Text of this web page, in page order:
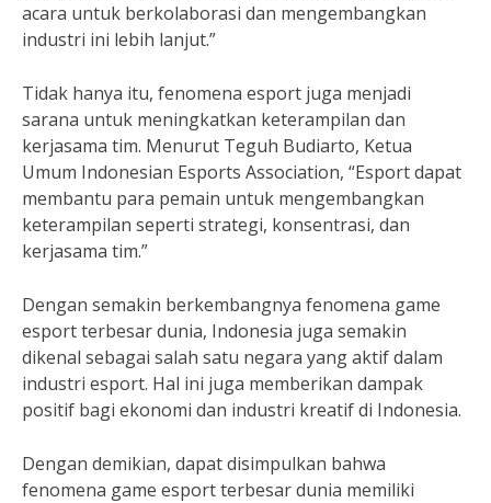
acara untuk berkolaborasi dan mengembangkan
industri ini lebih lanjut.”
Tidak hanya itu, fenomena esport juga menjadi
sarana untuk meningkatkan keterampilan dan
kerjasama tim. Menurut Teguh Budiarto, Ketua
Umum Indonesian Esports Association, “Esport dapat
membantu para pemain untuk mengembangkan
keterampilan seperti strategi, konsentrasi, dan
kerjasama tim.”
Dengan semakin berkembangnya fenomena game
esport terbesar dunia, Indonesia juga semakin
dikenal sebagai salah satu negara yang aktif dalam
industri esport. Hal ini juga memberikan dampak
positif bagi ekonomi dan industri kreatif di Indonesia.
Dengan demikian, dapat disimpulkan bahwa
fenomena game esport terbesar dunia memiliki